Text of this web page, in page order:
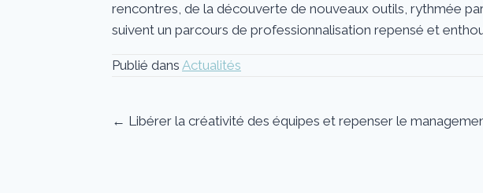
rencontres, de la découverte de nouveaux outils, rythmée
suivent un parcours de professionnalisation repensé et
Publié dans Actualités
Posts
← Libérer la créativité des équipes et repenser le